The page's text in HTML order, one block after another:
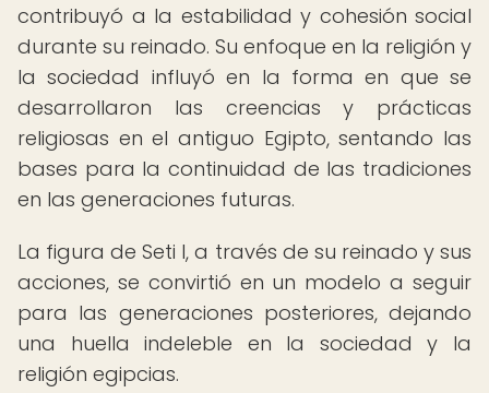
contribuyó a la estabilidad y cohesión social
durante su reinado. Su enfoque en la religión y
la sociedad influyó en la forma en que se
desarrollaron las creencias y prácticas
religiosas en el antiguo Egipto, sentando las
bases para la continuidad de las tradiciones
en las generaciones futuras.
La figura de Seti I, a través de su reinado y sus
acciones, se convirtió en un modelo a seguir
para las generaciones posteriores, dejando
una huella indeleble en la sociedad y la
religión egipcias.